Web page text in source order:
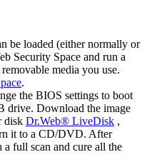
be loaded (either normally or
Security Space and run a
media you use.
.
the BIOS settings to boot
drive. Download the image
disk Dr.Web® LiveDisk ,
it to a CD/DVD. After
full scan and cure all the